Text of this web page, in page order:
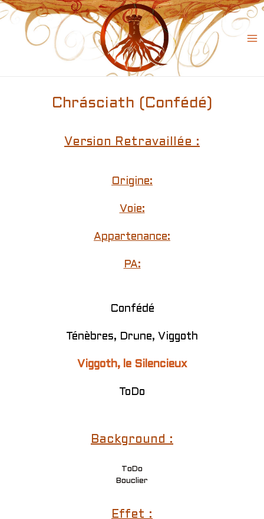
Skip
to
content
Chrásciath (Confédé)
Version Retravaillée :
Origine:
Voie:
Appartenance:
PA:
Confédé
Ténèbres, Drune, Viggoth
Viggoth, le Silencieux
ToDo
Background :
ToDo
Bouclier
Effet :